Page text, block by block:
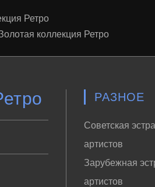
Ретро
коллекция Ретро
РАЗНОЕ
Советская
артистов
Зарубежная
артистов